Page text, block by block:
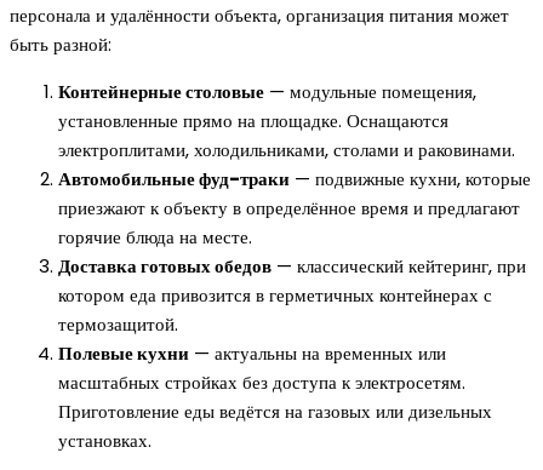
персонала и удалённости объекта, организация питания может
быть разной:
Контейнерные столовые — модульные помещения,
установленные прямо на площадке. Оснащаются
электроплитами, холодильниками, столами и раковинами.
Автомобильные фуд-траки — подвижные кухни, которые
приезжают к объекту в определённое время и предлагают
горячие блюда на месте.
Доставка готовых обедов — классический кейтеринг, при
котором еда привозится в герметичных контейнерах с
термозащитой.
Полевые кухни — актуальны на временных или
масштабных стройках без доступа к электросетям.
Приготовление еды ведётся на газовых или дизельных
установках.